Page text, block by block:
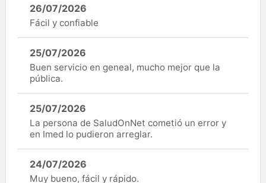
26/07/2026
Fácil y confiable
25/07/2026
Buen servicio en geneal, mucho mejor que la
pública.
25/07/2026
La persona de SaludOnNet cometió un error y
en Imed lo pudieron arreglar.
24/07/2026
Muy bueno, fácil y rápido.